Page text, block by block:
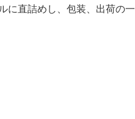
に直詰めし、包装、出荷の一